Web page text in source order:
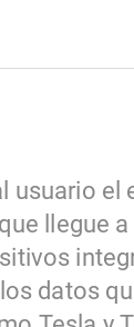
usuario el
llegue
datos